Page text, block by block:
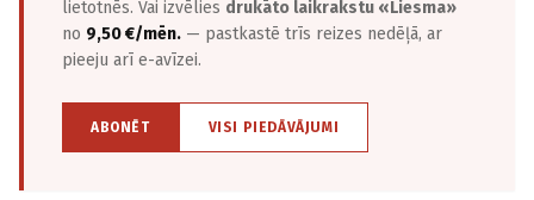
lietotnēs. Vai izvēlies drukāto laikrakstu «Liesma»
no 9,50 €/mēn. — pastkastē trīs reizes nedēļā, ar
pieeju arī e-avīzei.
ABONĒT VISI PIEDĀVĀJUMI